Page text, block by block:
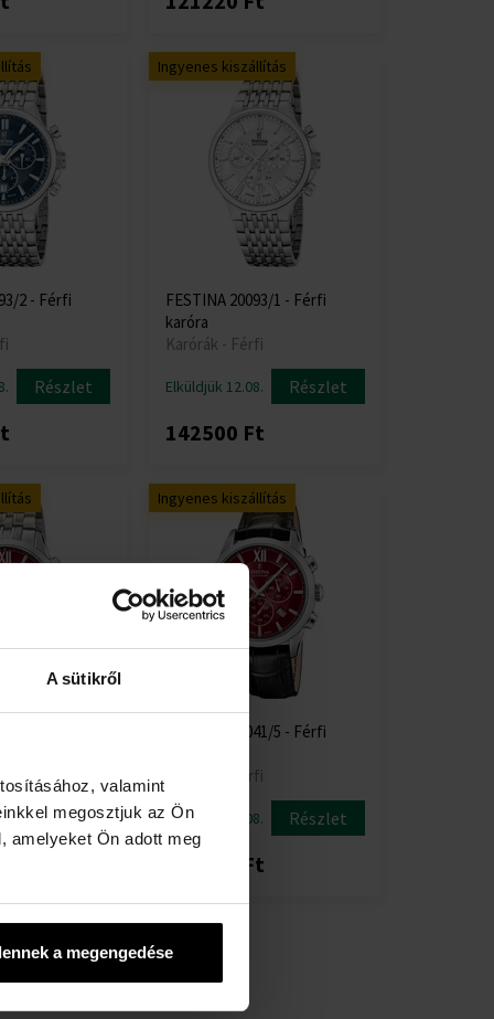
A sütikről
valamint
megosztjuk az Ön
amelyeket Ön adott meg
a megengedése
2 - Férfi
Részlet
Ingyenes kiszállítás
FESTINA 20093/1 - Férfi
karóra
Karórák - Férfi
Elküldjük 12.08. Részlet
142500 Ft
Részlet
Ingyenes kiszállítás
FESTINA 20041/5 - Férfi
Karórák - Férfi
Elküldjük 12.08. Részlet
121220 Ft